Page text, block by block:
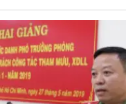
lượng, Khóa 1. Đồng
Bí thư Đảng ủy,
trì buổi Lễ.